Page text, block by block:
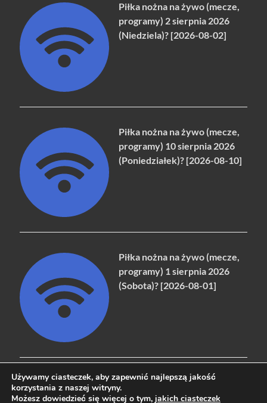
Piłka nożna na żywo (mecze,
programy) 2 sierpnia 2026
(Niedziela)? [2026-08-02]
Piłka nożna na żywo (mecze,
programy) 10 sierpnia 2026
(Poniedziałek)? [2026-08-10]
Piłka nożna na żywo (mecze,
programy) 1 sierpnia 2026
(Sobota)? [2026-08-01]
Używamy ciasteczek, aby zapewnić najlepszą jakość
korzystania z naszej witryny.
Możesz dowiedzieć się więcej o tym, jakich ciasteczek